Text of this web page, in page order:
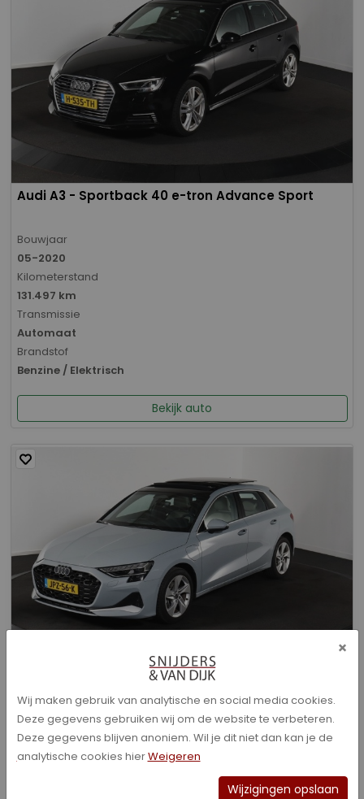
Audi A3 - Sportback 40 e-tron Advance Sport
Bouwjaar
05-2020
Kilometerstand
131.497 km
Transmissie
Automaat
Brandstof
Benzine / Elektrisch
Bekijk auto
Audi A3 - Sportback 40 TFSI e Advanced edition
Bouwjaar
01-2026
Kilometerstand
×
Wij maken gebruik van analytische en social media cookies.
Deze gegevens gebruiken wij om de website te verbeteren.
Deze gegevens blijven anoniem. Wil je dit niet dan kan je de
analytische cookies hierWeigeren
Wijzigingen opslaan